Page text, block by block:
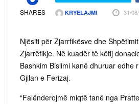
SHARES KRYELAJMI 31/
Njësiti për Zjarrfikësve dhe
Zjarrëfikje. Në kuadër të këtij
Bashkim Bislimi kanë dhuruar
Gjilan e Ferizaj.
“Falënderojmë miqtë tanë nga